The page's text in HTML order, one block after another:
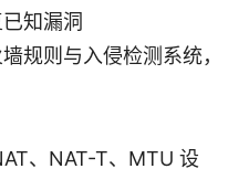
知漏洞
规则与入侵检测系统，
、NAT-T、MTU 设